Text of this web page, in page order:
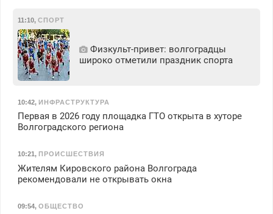
11:10, СПОРТ
Физкульт‑привет: волгоградцы
широко отметили праздник спорта
10:42, ИНФРАСТРУКТУРА
Первая в 2026 году площадка ГТО открыта в хуторе
Волгоградского региона
10:21, ПРОИСШЕСТВИЯ
Жителям Кировского района Волгограда
рекомендовали не открывать окна
09:54, ОБЩЕСТВО